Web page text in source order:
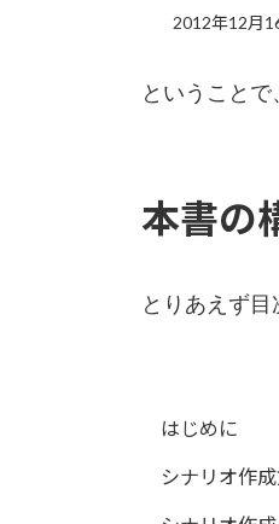
2012年12月
ということ
本書の
とりあえず
はじめに
シナリオ作